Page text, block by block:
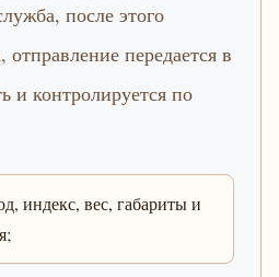
после этого
отправление передается в
и контролируется по
индекс, вес, габариты и